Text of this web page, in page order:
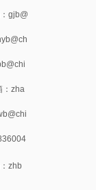
gjb@
：zha
zhb